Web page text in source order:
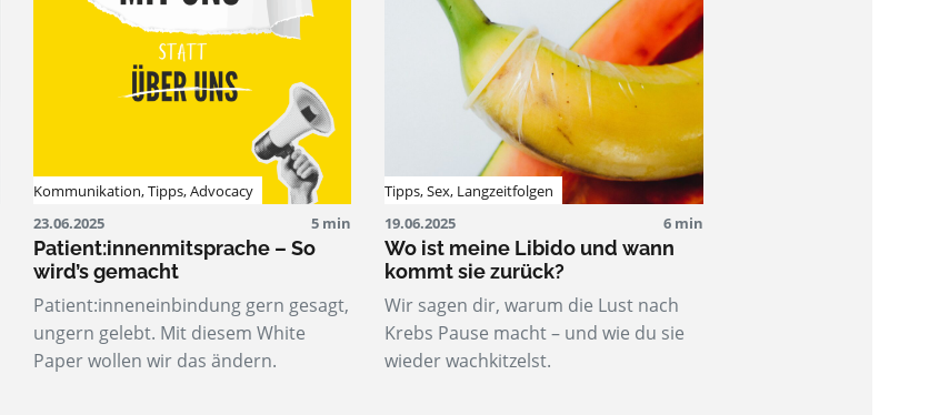
Kommunikation,Tipps,Advocacy
23.06.2025
5 min
Patient:innenmitsprache – So
wird’s gemacht
Patient:inneneinbindung gern gesagt,
ungern gelebt. Mit diesem White
Paper wollen wir das ändern.
Tipps,Sex, Langzeitfolgen
19.06.2025
6 min
Wo ist meine Libido und wann
kommt sie zurück?
Wir sagen dir, warum die Lust nach
Krebs Pause macht – und wie du sie
wieder wachkitzelst.